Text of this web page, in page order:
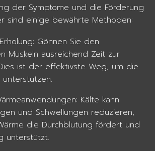
der Symptome und die Förderung
sind einige bewährte Methoden:
Gönnen Sie den
Muskeln ausreichend Zeit zur
ist der effektivste Weg, um die
unterstützen.
Kälte kann
und Schwellungen reduzieren,
die Durchblutung fördert und
unterstützt.